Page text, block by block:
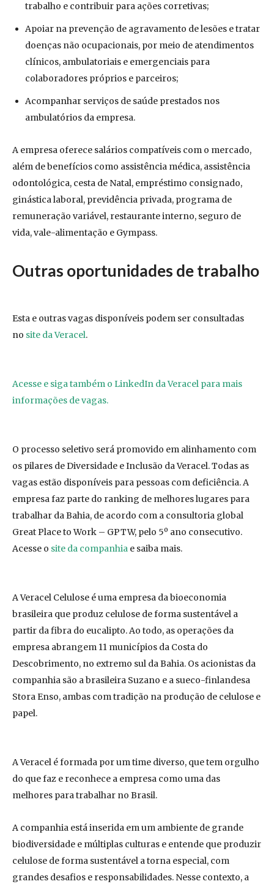
trabalho e contribuir para ações corretivas;
Apoiar na prevenção de agravamento de lesões e tratar
doenças não ocupacionais, por meio de atendimentos
clínicos, ambulatoriais e emergenciais para
colaboradores próprios e parceiros;
Acompanhar serviços de saúde prestados nos
ambulatórios da empresa.
A empresa oferece salários compatíveis com o mercado,
além de benefícios como assistência médica, assistência
odontológica, cesta de Natal, empréstimo consignado,
ginástica laboral, previdência privada, programa de
remuneração variável, restaurante interno, seguro de
vida, vale-alimentação e Gympass.
Outras oportunidades de trabalho
Esta e outras vagas disponíveis podem ser consultadas
no site da Veracel.
Acesse e siga também o LinkedIn da Veracel para mais
informações de vagas.
O processo seletivo será promovido em alinhamento com
os pilares de Diversidade e Inclusão da Veracel. Todas as
vagas estão disponíveis para pessoas com deficiência. A
empresa faz parte do ranking de melhores lugares para
trabalhar da Bahia, de acordo com a consultoria global
Great Place to Work – GPTW, pelo 5º ano consecutivo.
Acesse o site da companhia e saiba mais.
A Veracel Celulose é uma empresa da bioeconomia
brasileira que produz celulose de forma sustentável a
partir da fibra do eucalipto. Ao todo, as operações da
empresa abrangem 11 municípios da Costa do
Descobrimento, no extremo sul da Bahia. Os acionistas da
companhia são a brasileira Suzano e a sueco-finlandesa
Stora Enso, ambas com tradição na produção de celulose e
papel.
A Veracel é formada por um time diverso, que tem orgulho
do que faz e reconhece a empresa como uma das
melhores para trabalhar no Brasil.
A companhia está inserida em um ambiente de grande
biodiversidade e múltiplas culturas e entende que produzir
celulose de forma sustentável a torna especial, com
grandes desafios e responsabilidades. Nesse contexto, a